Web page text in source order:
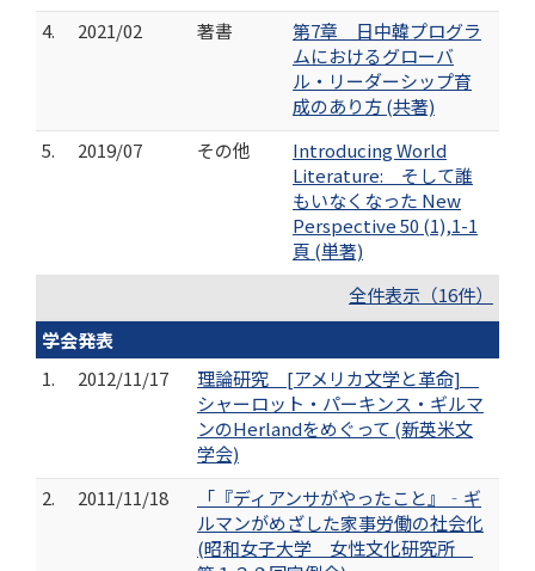
4.
2021/02 著書
第7章 日中韓プログラ
ムにおけるグローバ
ル・リーダーシップ育
成のあり方 (共著)
5.
2019/07 その他
Introducing World
Literature: そして誰
もいなくなった New
Perspective 50 (1),1-1
頁 (単著)
全件表示（16件）
学会発表
1.
2012/11/17
理論研究 [アメリカ文学と革命]
シャーロット・パーキンス・ギルマ
ンのHerlandをめぐって (新英米文
学会)
2.
2011/11/18
「『ディアンサがやったこと』‐ギ
ルマンがめざした家事労働の社会化
(昭和女子大学 女性文化研究所